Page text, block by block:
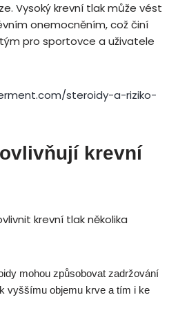
Vysoký krevní tlak může vést
onemocněním, což činí
pro sportovce a uživatele
steroidy-a-riziko-
krevní
krevní tlak několika
mohou způsobovat zadržování
vyššímu objemu krve a tím i ke